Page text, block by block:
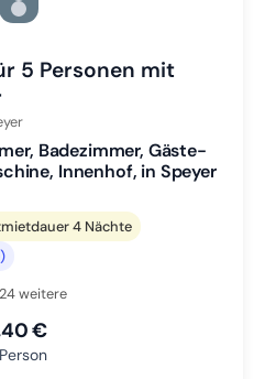
Zu Slide 5 wechseln
Zu Slide 6 wechseln
5 Personen mit
Badezimmer, Gäste-
Innenhof, in Speyer
4 Nächte
weitere
€